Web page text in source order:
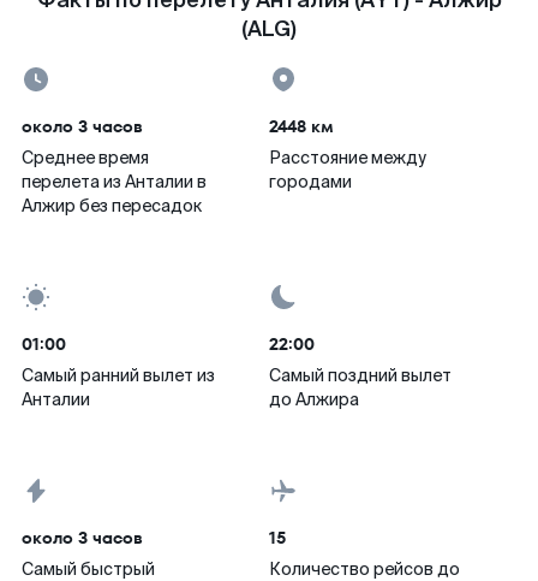
(ALG)
около 3 часов
Среднее время
перелета из Анталии в
Алжир без пересадок
2448 км
Расстояние между
городами
01:00
Самый ранний вылет из
Анталии
22:00
Самый поздний вылет
до Алжира
около 3 часов
Самый быстрый
15
Количество рейсов до